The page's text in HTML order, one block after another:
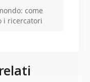
come
i ricercatori